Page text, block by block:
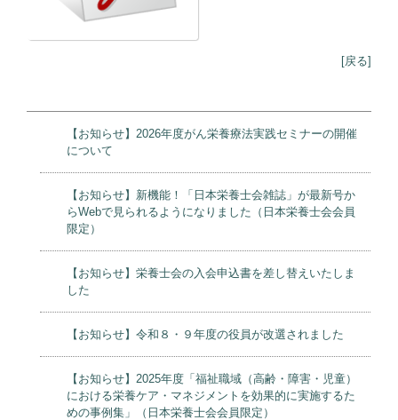
[戻る]
【お知らせ】2026年度がん栄養療法実践セミナーの開催
について
【お知らせ】新機能！「日本栄養士会雑誌」が最新号か
らWebで見られるようになりました（日本栄養士会会員
限定）
【お知らせ】栄養士会の入会申込書を差し替えいたしま
した
【お知らせ】令和８・９年度の役員が改選されました
【お知らせ】2025年度「福祉職域（高齢・障害・児童）
における栄養ケア・マネジメントを効果的に実施するた
めの事例集」（日本栄養士会会員限定）